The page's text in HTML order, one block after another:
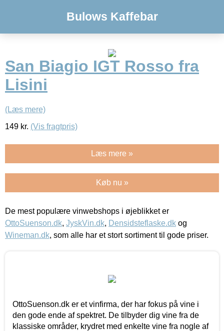
Bulows Kaffebar
San Biagio IGT Rosso fra
Lisini
(Læs mere)
149 kr. (Vis fragtpris)
Læs mere »
Køb nu »
De mest populære vinwebshops i øjeblikket er
OttoSuenson.dk, JyskVin.dk, Densidsteflaske.dk og
Wineman.dk, som alle har et stort sortiment til gode priser.
OttoSuenson.dk er et vinfirma, der har fokus på vine i
den gode ende af spektret. De tilbyder dig vine fra de
klassiske områder, krydret med enkelte vine fra nogle af